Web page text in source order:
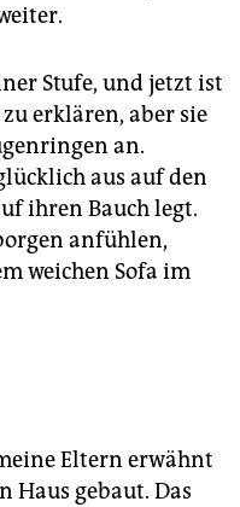
Stufe, und jetzt ist
erklären, aber sie
an.
aus auf den
ihren Bauch legt.
anfühlen,
weichen Sofa im
Eltern erwähnt
Haus gebaut. Das